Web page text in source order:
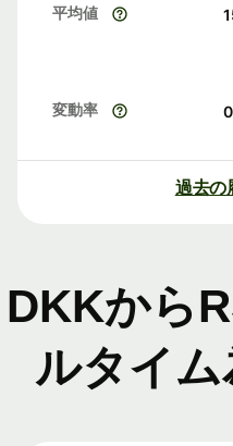
平均値
変動率
過去の
DKKから
ルタイム